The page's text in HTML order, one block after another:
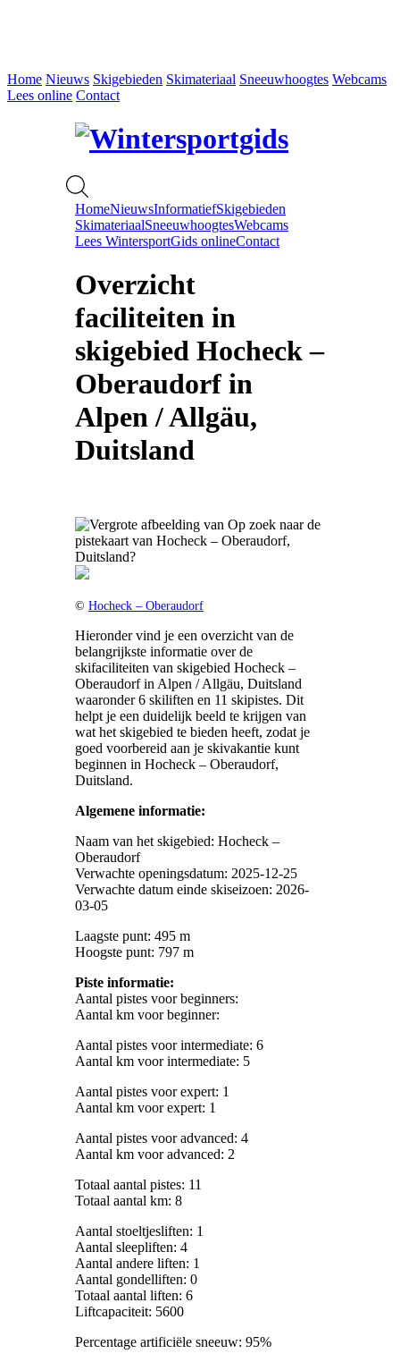
Home Nieuws Skigebieden Skimateriaal Sneeuwhoogtes Webcams
Lees online Contact
HomeNieuwsInformatiefSkigebieden
SkimateriaalSneeuwhoogtesWebcams
Lees WintersportGids onlineContact
Overzicht
faciliteiten in
skigebied Hocheck –
Oberaudorf in
Alpen / Allgäu,
Duitsland
© Hocheck – Oberaudorf
Hieronder vind je een overzicht van de
belangrijkste informatie over de
skifaciliteiten van skigebied Hocheck –
Oberaudorf in Alpen / Allgäu, Duitsland
waaronder 6 skiliften en 11 skipistes. Dit
helpt je een duidelijk beeld te krijgen van
wat het skigebied te bieden heeft, zodat je
goed voorbereid aan je skivakantie kunt
beginnen in Hocheck – Oberaudorf,
Duitsland.
Algemene informatie:
Naam van het skigebied: Hocheck –
Oberaudorf
Verwachte openingsdatum: 2025-12-25
Verwachte datum einde skiseizoen: 2026-
03-05
Laagste punt: 495 m
Hoogste punt: 797 m
Piste informatie:
Aantal pistes voor beginners:
Aantal km voor beginner:
Aantal pistes voor intermediate: 6
Aantal km voor intermediate: 5
Aantal pistes voor expert: 1
Aantal km voor expert: 1
Aantal pistes voor advanced: 4
Aantal km voor advanced: 2
Totaal aantal pistes: 11
Totaal aantal km: 8
Aantal stoeltjesliften: 1
Aantal sleepliften: 4
Aantal andere liften: 1
Aantal gondelliften: 0
Totaal aantal liften: 6
Liftcapaciteit: 5600
Percentage artificiële sneeuw: 95%